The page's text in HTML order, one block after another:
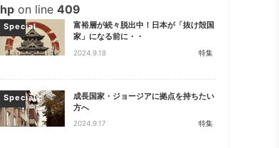
hpon line 409
Special
富裕層が続々脱出中！日本が「抜け殻国
家」になる前に・・
2024.9.18 特集
Special
成長国家・ジョージアに拠点を持ちたい
方へ
2024.9.17 特集